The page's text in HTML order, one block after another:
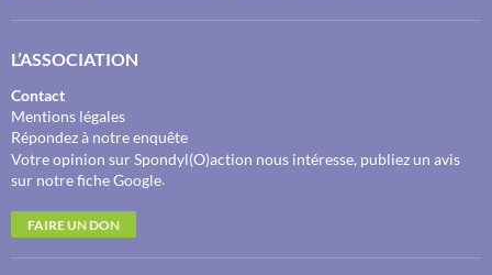
L’ASSOCIATION
Contact
Mentions légales
Répondez à notre enquête
Votre opinion sur Spondyl(O)action nous intéresse, publiez un avis
sur notre fiche Google.
FAIRE UN DON